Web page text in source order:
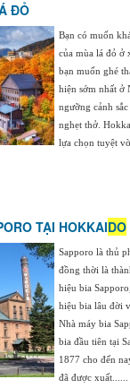
ĐỎ
Bạn có muốn
của mùa lá đỏ ở
bạn muốn ghé
hiện sớm nhất ở
ngưỡng cảnh
nghẹt thở.
lựa chọn tuyệt
TẠI HOKKAIDO
Sapporo là thủ
đồng thời là
hiệu bia
hiệu bia lâu đời
Nhà máy bia
bia đầu tiên tại
1877 cho đến
đã được xuất......